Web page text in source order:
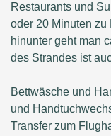
Restaurants und
oder 20 Minuten zu
hinunter geht man
des Strandes ist
Bettwäsche und
und
Transfer zum